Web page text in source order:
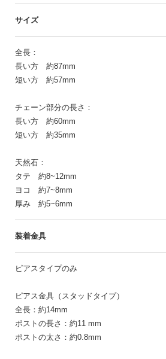
サイズ
全長：
長い方 約87mm
短い方 約57mm
チェーン部分の長さ：
長い方 約60mm
短い方 約35mm
天然石：
タテ 約8~12mm
ヨコ 約7~8mm
厚み 約5~6mm
装着金具
ピアスタイプのみ
ピアス金具（スタッドタイプ）
全長：約14mm
ポストの長さ：約11 mm
ポストの太さ：約0.8mm